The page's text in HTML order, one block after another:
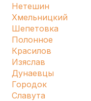
Нетешин
Хмельницкий
Шепетовка
Полонное
Красилов
Изяслав
Дунаевцы
Городок
Славута